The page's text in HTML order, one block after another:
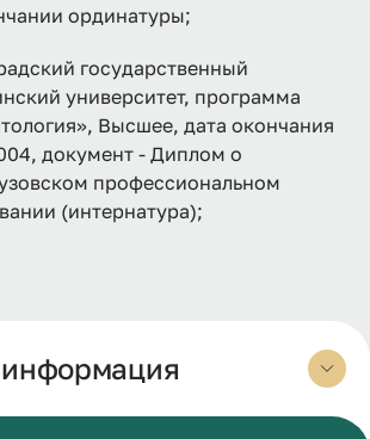
ординатуры;
государственный
университет, программа
Высшее, дата окончания
документ - Диплом о
профессиональном
(интернатура);